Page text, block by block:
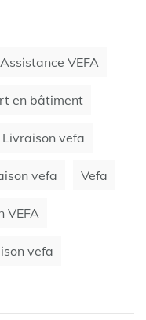
Assistance VEFA
en bâtiment
Livraison vefa
vefa Vefa
VEFA
vefa